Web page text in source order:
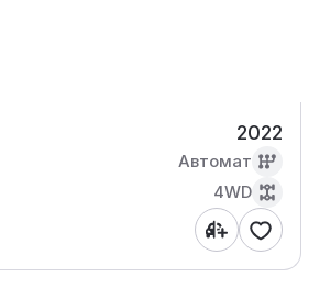
2022
Автомат
4WD